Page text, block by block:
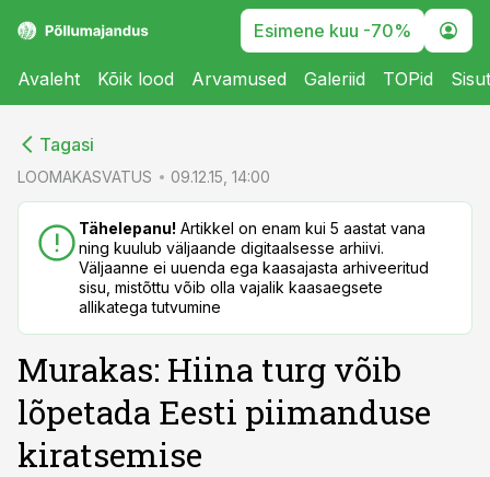
Esimene kuu -70%
Avaleht Kõik lood Arvamused Galeriid TOPid
Tagasi
LOOMAKASVATUS 09.12.15, 14:00
Tähelepanu! Artikkel on enam kui 5 aastat vana
ning kuulub väljaande digitaalsesse arhiivi.
Väljaanne ei uuenda ega kaasajasta arhiveeritud
sisu, mistõttu võib olla vajalik kaasaegsete
allikatega tutvumine
Murakas: Hiina turg võib
lõpetada Eesti piimanduse
kiratsemise